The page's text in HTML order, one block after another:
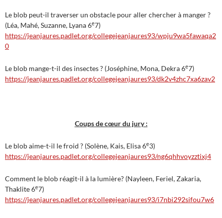
Le blob peut-il traverser un obstacle pour aller chercher à manger ?
(Léa, Mahé, Suzanne, Lyana 6e7)
https://jeanjaures.padlet.org/collegejeanjaures93/wpju9wa5fawaqa2
0
Le blob mange-t-il des insectes ? (Joséphine, Mona, Dekra 6e7)
https://jeanjaures.padlet.org/collegejeanjaures93/dk2v4zhc7xa6zav2
Coups de cœur du jury :
Le blob aime-t-il le froid ? (Solène, Kais, Elisa 6e3)
https://jeanjaures.padlet.org/collegejeanjaures93/ng6qhhvoyzztixj4
Comment le blob réagit-il à la lumière? (Nayleen, Feriel, Zakaria,
Thaklite 6e7)
https://jeanjaures.padlet.org/collegejeanjaures93/i7nbi292sifou7w6